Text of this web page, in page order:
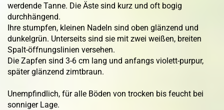
werdende Tanne. Die Äste sind kurz und oft bogig
durchhängend.
Ihre stumpfen, kleinen Nadeln sind oben glänzend und
dunkelgrün. Unterseits sind sie mit zwei weißen, breiten
Spalt-öffnungslinien versehen.
Die Zapfen sind 3-6 cm lang und anfangs violett-purpur,
später glänzend zimtbraun.
Unempfindlich, für alle Böden von trocken bis feucht bei
sonniger Lage.